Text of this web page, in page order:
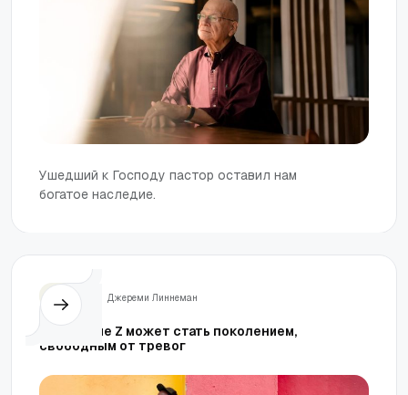
Ушедший к Господу пастор оставил нам
богатое наследие.
Джереми Линнеман
Поколение Z может стать поколением,
свободным от тревог